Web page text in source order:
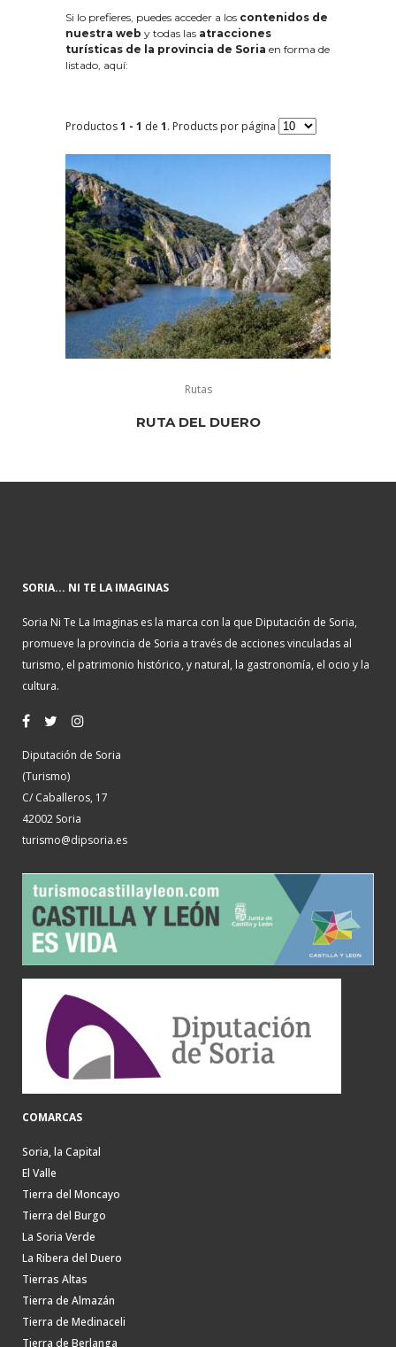
Si lo prefieres, puedes acceder a los contenidos de
nuestra web y todas las atracciones
turísticas de la provincia de Soria en forma de
listado, aquí:
Productos1 - 1 de 1. Products por página
Rutas
RUTA DEL DUERO
SORIA... NI TE LA IMAGINAS
Soria Ni Te La Imaginas es la marca con la que Diputación de Soria,
promueve la provincia de Soria a través de acciones vinculadas al
turismo, el patrimonio histórico, y natural, la gastronomía, el ocio y la
cultura.
Diputación de Soria
(Turismo)
C/ Caballeros, 17
42002 Soria
turismo@dipsoria.es
COMARCAS
Soria, la Capital
El Valle
Tierra del Moncayo
Tierra del Burgo
La Soria Verde
La Ribera del Duero
Tierras Altas
Tierra de Almazán
Tierra de Medinaceli
Tierra de Berlanga